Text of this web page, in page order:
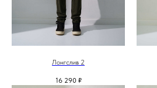
Лонгслив 2
16 290 ₽